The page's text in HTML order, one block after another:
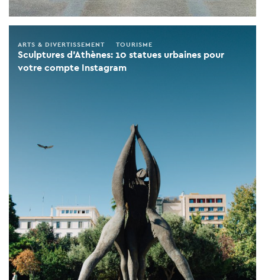
Sculptures d'Athènes: 10 statues urbaines pour
votre compte Instagram
ARTS & DIVERTISSEMENT TOURISME